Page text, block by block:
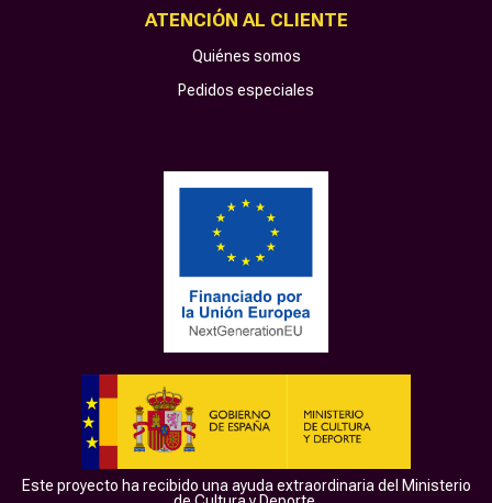
ATENCIÓN AL CLIENTE
Quiénes somos
Pedidos especiales
Este proyecto ha recibido una ayuda extraordinaria del Ministerio